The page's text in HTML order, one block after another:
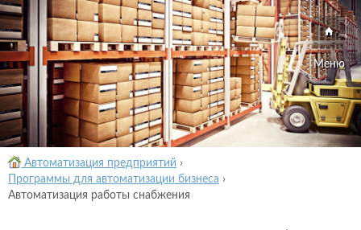
Меню
Автоматизация предприятий ›
Программы для автоматизации бизнеса ›
Автоматизация работы снабжения